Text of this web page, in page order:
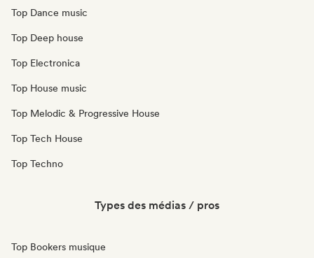
Top Dance music
Top Deep house
Top Electronica
Top House music
Top Melodic & Progressive House
Top Tech House
Top Techno
Types des médias / pros
Top Bookers musique